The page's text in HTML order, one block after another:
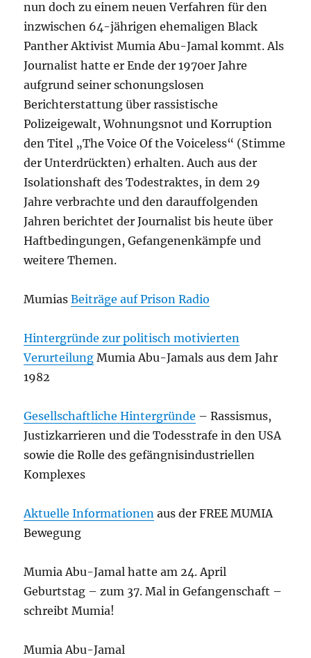
nun doch zu einem neuen Verfahren für den
inzwischen 64-jährigen ehemaligen Black
Panther Aktivist Mumia Abu-Jamal kommt. Als
Journalist hatte er Ende der 1970er Jahre
aufgrund seiner schonungslosen
Berichterstattung über rassistische
Polizeigewalt, Wohnungsnot und Korruption
den Titel „The Voice Of the Voiceless“ (Stimme
der Unterdrückten) erhalten. Auch aus der
Isolationshaft des Todestraktes, in dem 29
Jahre verbrachte und den darauffolgenden
Jahren berichtet der Journalist bis heute über
Haftbedingungen, Gefangenenkämpfe und
weitere Themen.
MumiasBeiträge auf Prison Radio
Hintergründe zur politisch motivierten
Verurteilung Mumia Abu-Jamals aus dem Jahr
1982
Gesellschaftliche Hintergründe – Rassismus,
Justizkarrieren und die Todesstrafe in den USA
sowie die Rolle des gefängnisindustriellen
Komplexes
Aktuelle Informationen aus der FREE MUMIA
Bewegung
Mumia Abu-Jamal hatte am 24. April
Geburtstag – zum 37. Mal in Gefangenschaft –
schreibt Mumia!
Mumia Abu-Jamal